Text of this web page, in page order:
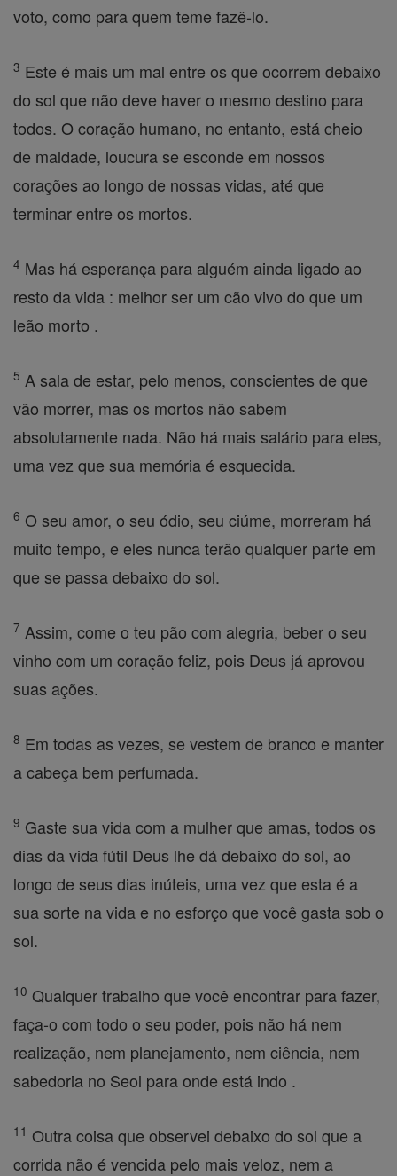
voto, como para quem teme fazê-lo.
3 Este é mais um mal entre os que ocorrem debaixo
do sol que não deve haver o mesmo destino para
todos. O coração humano, no entanto, está cheio
de maldade, loucura se esconde em nossos
corações ao longo de nossas vidas, até que
terminar entre os mortos.
4 Mas há esperança para alguém ainda ligado ao
resto da vida : melhor ser um cão vivo do que um
leão morto .
5 A sala de estar, pelo menos, conscientes de que
vão morrer, mas os mortos não sabem
absolutamente nada. Não há mais salário para eles,
uma vez que sua memória é esquecida.
6 O seu amor, o seu ódio, seu ciúme, morreram há
muito tempo, e eles nunca terão qualquer parte em
que se passa debaixo do sol.
7 Assim, come o teu pão com alegria, beber o seu
vinho com um coração feliz, pois Deus já aprovou
suas ações.
8 Em todas as vezes, se vestem de branco e manter
a cabeça bem perfumada.
9 Gaste sua vida com a mulher que amas, todos os
dias da vida fútil Deus lhe dá debaixo do sol, ao
longo de seus dias inúteis, uma vez que esta é a
sua sorte na vida e no esforço que você gasta sob o
sol.
10 Qualquer trabalho que você encontrar para fazer,
faça-o com todo o seu poder, pois não há nem
realização, nem planejamento, nem ciência, nem
sabedoria no Seol para onde está indo .
11 Outra coisa que observei debaixo do sol que a
corrida não é vencida pelo mais veloz, nem a